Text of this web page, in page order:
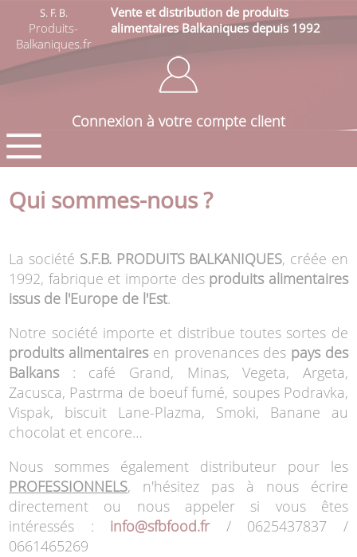
S. F. B.
Produits-
Balkaniques.fr
Vente et distribution de produits
alimentaires Balkaniques depuis 1992
Connexion à votre compte client
Qui sommes-nous ?
La société S.F.B. PRODUITS BALKANIQUES, créée en
1992, fabrique et importe des produits alimentaires
issus de l'Europe de l'Est.
Notre société importe et distribue toutes sortes de
produits alimentairesen provenances des pays des
Balkans : café Grand, Minas, Vegeta, Argeta,
Zacusca, Pastrma de boeuf fumé, soupes Podravka,
Vispak, biscuit Lane-Plazma, Smoki, Banane au
chocolat et encore…
Nous sommes également distributeur pour les
PROFESSIONNELS, n'hésitez pas à nous écrire
directement ou nous appeler si vous êtes
intéressés : info@sfbfood.fr/ 0625437837 /
0661465269